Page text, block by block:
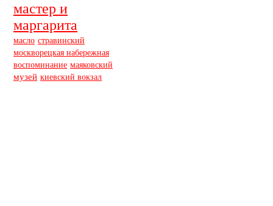
мастер и
маргарита
масло стравинский
москворецкая набережная
воспоминание маяковский
музей киевский вокзал